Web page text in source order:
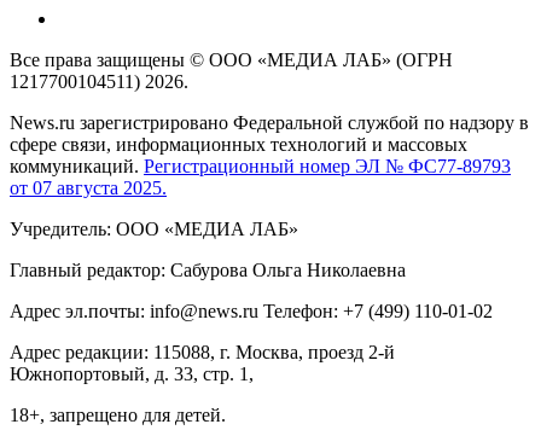
Все права защищены © ООО «МЕДИА ЛАБ» (ОГРН
1217700104511) 2026.
News.ru зарегистрировано Федеральной службой по надзору в
сфере связи, информационных технологий и массовых
коммуникаций. Регистрационный номер ЭЛ № ФС77-89793
от 07 августа 2025.
Учредитель: ООО «МЕДИА ЛАБ»
Главный редактор: Сабурова Ольга Николаевна
Адрес эл.почты: info@news.ru Телефон: +7 (499) 110-01-02
Адрес редакции: 115088, г. Москва, проезд 2-й
Южнопортовый, д. 33, стр. 1,
18+, запрещено для детей.